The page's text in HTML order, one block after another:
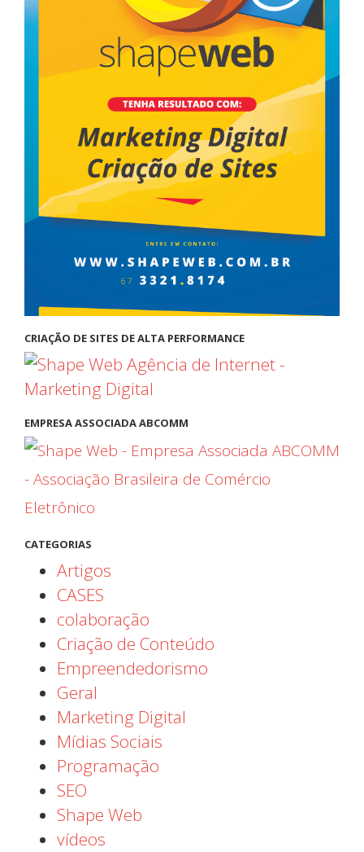
CRIAÇÃO DE SITES DE ALTA PERFORMANCE
EMPRESA ASSOCIADA ABCOMM
CATEGORIAS
Artigos
CASES
colaboração
Criação de Conteúdo
Empreendedorismo
Geral
Marketing Digital
Mídias Sociais
Programação
SEO
Shape Web
vídeos